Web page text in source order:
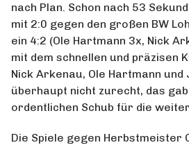
nach Plan. Schon nach 53
mit 2:0 gegen den großen BW
ein 4:2 (Ole Hartmann 3x, Nick
mit dem schnellen und präzisen
Nick Arkenau, Ole Hartmann und
überhaupt nicht zurecht, das
ordentlichen Schub für die
Die Spiele gegen Herbstmeister